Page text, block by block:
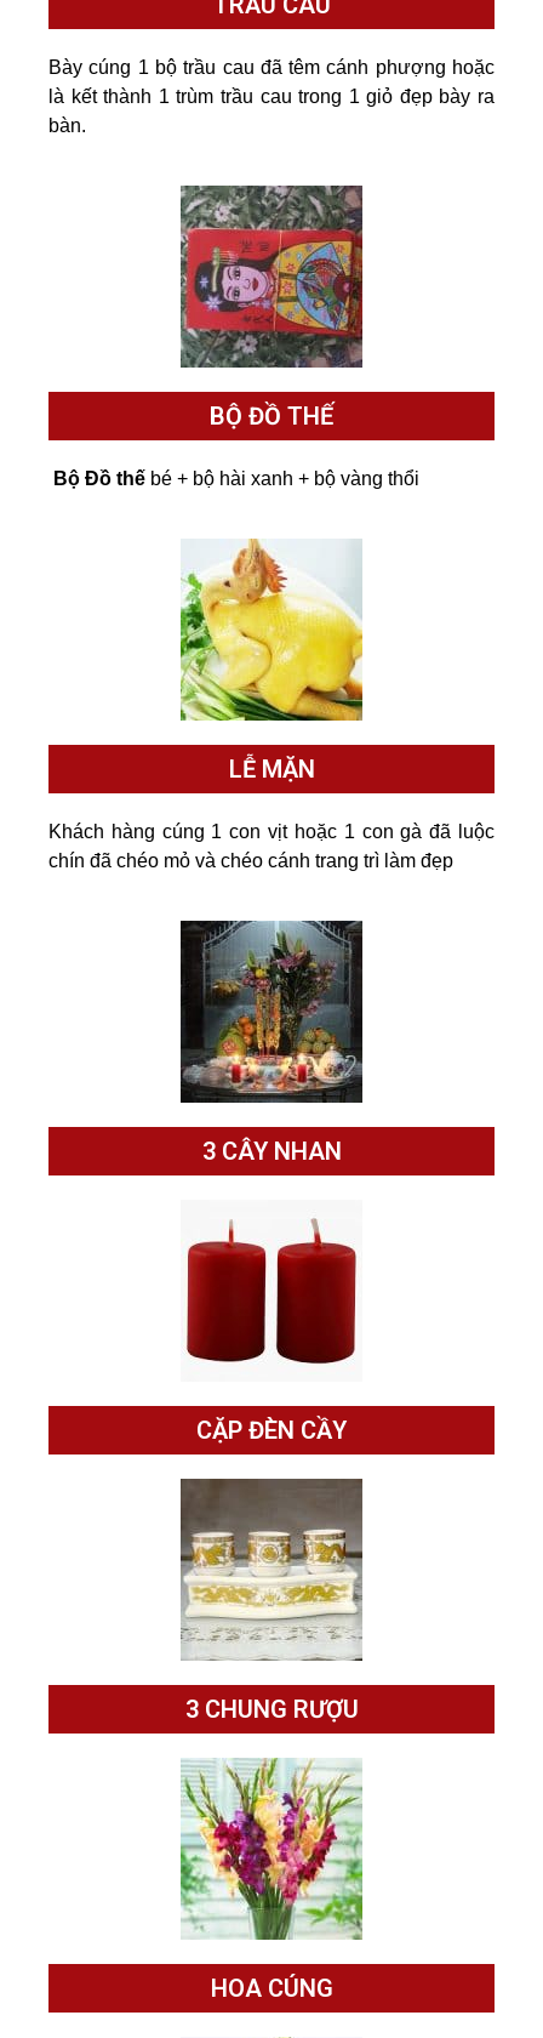
Bày cúng 1 bộ trầu cau đã têm cánh phượng hoặc
là kết thành 1 trùm trầu cau trong 1 giỏ đẹp bày ra
bàn.
BỘ ĐỒ THẾ
Bộ Đồ thế bé + bộ hài xanh + bộ vàng thổi
LỄ MẶN​
Khách hàng cúng 1 con vịt hoặc 1 con gà đã luộc
chín đã chéo mỏ và chéo cánh trang trì làm đẹp
3 CÂY NHAN
CẶP ĐÈN CẦY
3 CHUNG RƯỢU
HOA CÚNG